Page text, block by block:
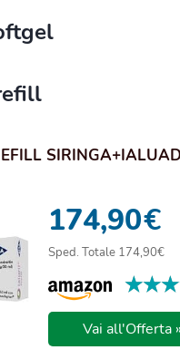
174,90€
Sped. Totale 174,90€
Vai all'Offerta »